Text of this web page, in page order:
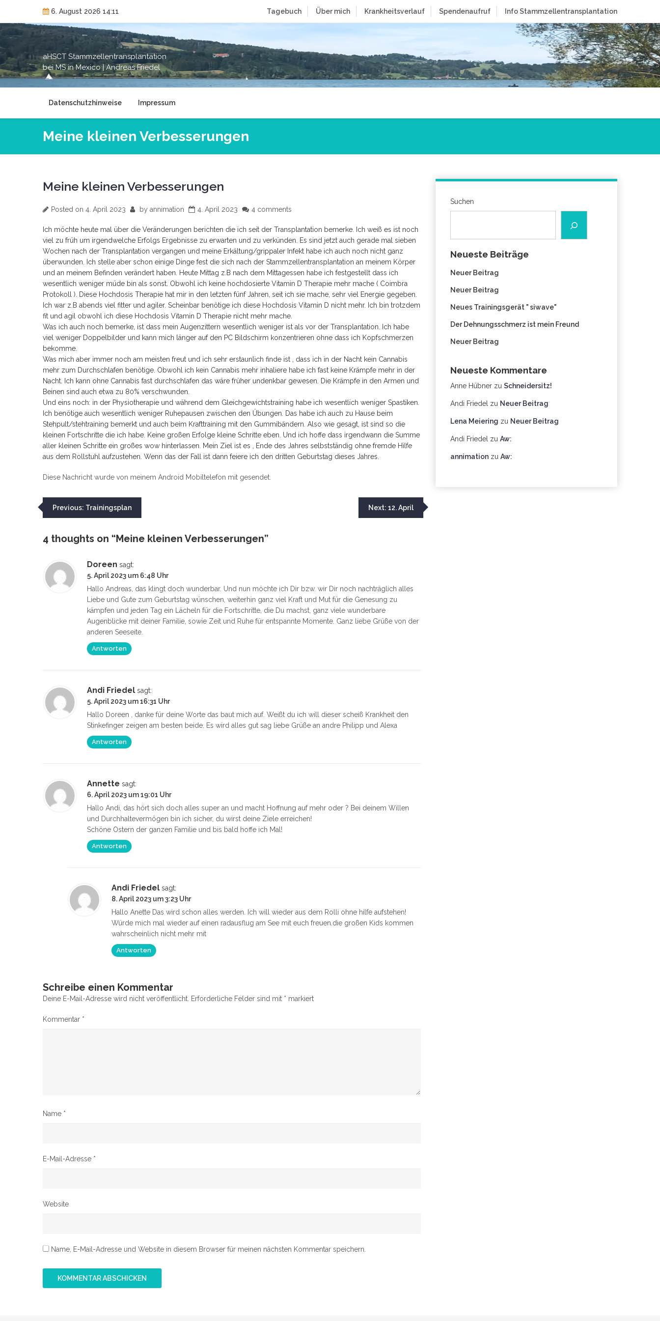
content
6. August 2026 14:11 Tagebuch Über mich Krankheitsverlauf Spendenaufruf Info Stammzellentransplantation
aHSCT Stammzellentransplantation
bei MS in Mexico | Andreas Friedel
Datenschutzhinweise Impressum
Meine kleinen Verbesserungen
Meine kleinen Verbesserungen
Posted on 4. April 2023 by annimation 4. April 2023 4 comments
Ich möchte heute mal über die Veränderungen berichten die ich seit der Transplantation bemerke. Ich weiß es ist noch
viel zu früh um irgendwelche Erfolgs Ergebnisse zu erwarten und zu verkünden. Es sind jetzt auch gerade mal sieben
Wochen nach der Transplantation vergangen und meine Erkältung/grippaler Infekt habe ich auch noch nicht ganz
überwunden. Ich stelle aber schon einige Dinge fest die sich nach der Stammzellentransplantation an meinem Körper
und an meinem Befinden verändert haben. Heute Mittag z.B nach dem Mittagessen habe ich festgestellt dass ich
wesentlich weniger müde bin als sonst. Obwohl ich keine hochdosierte Vitamin D Therapie mehr mache ( Coimbra
Protokoll ). Diese Hochdosis Therapie hat mir in den letzten fünf Jahren, seit ich sie mache, sehr viel Energie gegeben.
Ich war z.B abends viel fitter und agiler. Scheinbar benötige ich diese Hochdosis Vitamin D nicht mehr. Ich bin trotzdem
fit und agil obwohl ich diese Hochdosis Vitamin D Therapie nicht mehr mache.
Was ich auch noch bemerke, ist dass mein Augenzittern wesentlich weniger ist als vor der Transplantation. Ich habe
viel weniger Doppelbilder und kann mich länger auf den PC Bildschirm konzentrieren ohne dass ich Kopfschmerzen
bekomme.
Was mich aber immer noch am meisten freut und ich sehr erstaunlich finde ist , dass ich in der Nacht kein Cannabis
mehr zum Durchschlafen benötige. Obwohl ich kein Cannabis mehr inhaliere habe ich fast keine Krämpfe mehr in der
Nacht. Ich kann ohne Cannabis fast durchschlafen das wäre früher undenkbar gewesen. Die Krämpfe in den Armen und
Beinen sind auch etwa zu 80% verschwunden.
Und eins noch: in der Physiotherapie und während dem Gleichgewichtstraining habe ich wesentlich weniger Spastiken.
Ich benötige auch wesentlich weniger Ruhepausen zwischen den Übungen. Das habe ich auch zu Hause beim
Stehpult/stehtraining bemerkt und auch beim Krafttraining mit den Gummibändern. Also wie gesagt, ist sind so die
kleinen Fortschritte die ich habe. Keine großen Erfolge kleine Schritte eben. Und ich hoffe dass irgendwann die Summe
aller kleinen Schritte ein großes wow hinterlassen. Mein Ziel ist es , Ende des Jahres selbstständig ohne fremde Hilfe
aus dem Rollstuhl aufzustehen. Wenn das der Fall ist dann feiere ich den dritten Geburtstag dieses Jahres.
Diese Nachricht wurde von meinem Android Mobiltelefon mit gesendet.
Beitragsnavigation
Previous: Trainingsplan Next: 12. April
4 thoughts on “Meine kleinen Verbesserungen”
Doreen sagt:
5. April 2023 um 6:48 Uhr
Hallo Andreas, das klingt doch wunderbar. Und nun möchte ich Dir bzw. wir Dir noch nachträglich alles
Liebe und Gute zum Geburtstag wünschen, weiterhin ganz viel Kraft und Mut für die Genesung zu
kämpfen und jeden Tag ein Lächeln für die Fortschritte, die Du machst, ganz viele wunderbare
Augenblicke mit deiner Familie, sowie Zeit und Ruhe für entspannte Momente. Ganz liebe Grüße von der
anderen Seeseite.
Antworten
Andi Friedel sagt:
5. April 2023 um 16:31 Uhr
Hallo Doreen , danke für deine Worte das baut mich auf. Weißt du ich will dieser scheiß Krankheit den
Stinkefinger zeigen am besten beide. Es wird alles gut sag liebe Grüße an andre Philipp und Alexa
Antworten
Annette sagt:
6. April 2023 um 19:01 Uhr
Hallo Andi, das hört sich doch alles super an und macht Hoffnung auf mehr oder ? Bei deinem Willen
und Durchhaltevermögen bin ich sicher, du wirst deine Ziele erreichen!
Schöne Ostern der ganzen Familie und bis bald hoffe ich Mal!
Antworten
Andi Friedel sagt:
8. April 2023 um 3:23 Uhr
Hallo Anette Das wird schon alles werden. Ich will wieder aus dem Rolli ohne hilfe aufstehen!
Würde mich mal wieder auf einen radausflug am See mit euch freuen.die großen Kids kommen
wahrscheinlich nicht mehr mit
Antworten
Schreibe einen Kommentar
Deine E-Mail-Adresse wird nicht veröffentlicht. Erforderliche Felder sind mit * markiert
Kommentar *
Name *
E-Mail-Adresse *
Website
Name, E-Mail-Adresse und Website in diesem Browser für meinen nächsten Kommentar speichern.
Suchen
Neueste Beiträge
Neuer Beitrag
Neuer Beitrag
Neues Trainingsgerät " siwave"
Der Dehnungsschmerz ist mein Freund
Neuer Beitrag
Neueste Kommentare
Anne Hübner zu Schneidersitz!
Andi Friedel zu Neuer Beitrag
Lena Meiering zu Neuer Beitrag
Andi Friedel zu Aw:
annimation zu Aw: